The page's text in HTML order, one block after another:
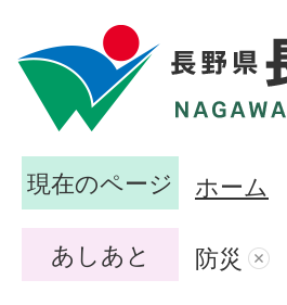
現在のページ ホーム
あしあと 防災